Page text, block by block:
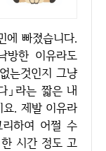
방한 이유라도
는것인지 그냥
」라는 짧은 내
. 제발 이유라
하여 어쩔 수
시간 정도 고